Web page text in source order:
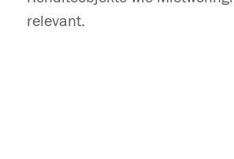
relevant.